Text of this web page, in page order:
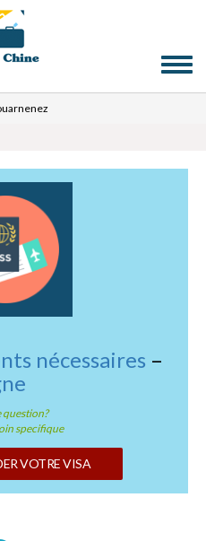
nécessaires –
question?
specifique
VOTRE VISA